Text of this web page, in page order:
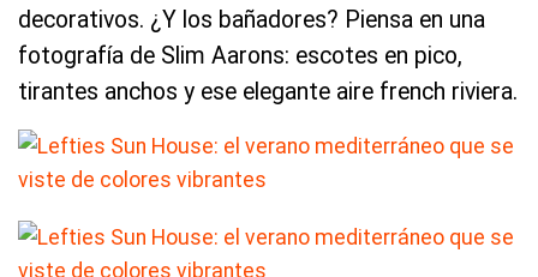
decorativos. ¿Y los bañadores? Piensa en una
fotografía de Slim Aarons: escotes en pico,
tirantes anchos y ese elegante aire french riviera.